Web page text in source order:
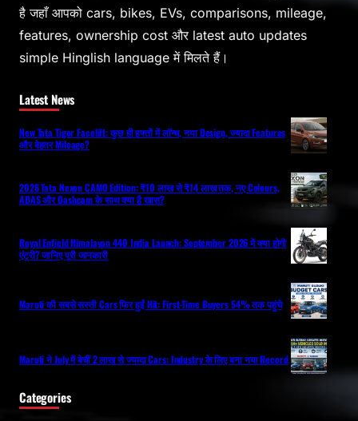
है जहाँ आपको cars, bikes, EVs, comparisons, mileage,
features, ownership cost और latest auto updates
simple Hinglish language में मिलते हैं।
Latest News
New Tata Tigor Facelift: कुछ ही हफ्तों में लॉन्च, नया Design, ज्यादा Features
और बेहतर Mileage?
2026 Tata Nexon CAMO Edition: ₹10 लाख से ₹14 लाख तक, नए Colours,
ADAS और Dashcam के साथ क्या है खास?
Royal Enfield Himalayan 440 India Launch: September 2026 में क्या होगी
एंट्री? जानिए पूरी जानकारी
Maruti की सबसे सस्ती Cars फिर हुईं Hit: First-Time Buyers 54% तक पहुंचे
Maruti ने July में बेचीं 2 लाख से ज्यादा Cars: Industry के लिए बना नया Record
Categories